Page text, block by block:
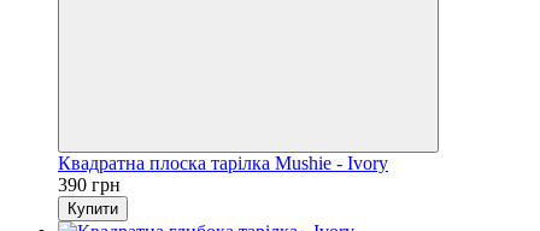
Квадратна плоска тарілка Mushie - Ivory
390 грн
Купити